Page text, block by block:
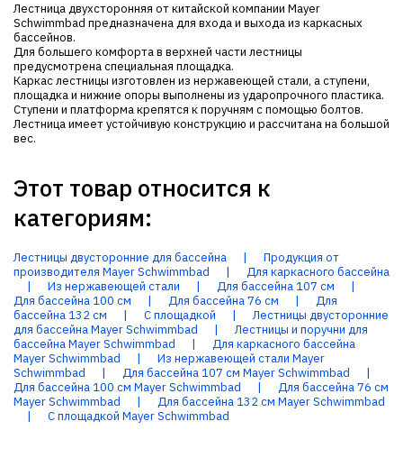
Лестница двухсторонняя от китайской компании Mayer
Schwimmbad предназначена для входа и выхода из каркасных
бассейнов.
Для большего комфорта в верхней части лестницы
предусмотрена специальная площадка.
Каркас лестницы изготовлен из нержавеющей стали, а ступени,
площадка и нижние опоры выполнены из ударопрочного пластика.
Ступени и платформа крепятся к поручням с помощью болтов.
Лестница имеет устойчивую конструкцию и рассчитана на большой
вес.
Этот товар относится к
категориям:
Лестницы двусторонние для бассейна |
Продукция от
производителя Mayer Schwimmbad
|
Для каркасного бассейна
|
Из нержавеющей стали | Для бассейна 107 см
|
Для бассейна 100 см
| Для бассейна 76 см |
Для
бассейна 132 см
| С площадкой |
Лестницы двусторонние
для бассейна Mayer Schwimmbad
|
Лестницы и поручни для
бассейна Mayer Schwimmbad
|
Для каркасного бассейна
Mayer Schwimmbad
|
Из нержавеющей стали Mayer
Schwimmbad
| Для бассейна 107 см Mayer Schwimmbad
|
Для бассейна 100 см Mayer Schwimmbad
|
Для бассейна 76 см
Mayer Schwimmbad
|
Для бассейна 132 см Mayer Schwimmbad
|
С площадкой Mayer Schwimmbad